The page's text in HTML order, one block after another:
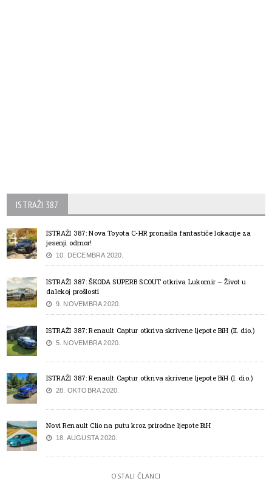
ISTRAŽI 387
ISTRAŽI 387: Nova Toyota C-HR pronašla fantastiče lokacije za
jesenji odmor!
10. DECEMBRA 2020.
ISTRAŽI 387: ŠKODA SUPERB SCOUT otkriva Lukomir – Život u
dalekoj prošlosti
9. NOVEMBRA 2020.
ISTRAŽI 387: Renault Captur otkriva skrivene ljepote BiH (II. dio.)
5. NOVEMBRA 2020.
ISTRAŽI 387: Renault Captur otkriva skrivene ljepote BiH (I. dio.)
28. OKTOBRA 2020.
Novi Renault Clio na putu kroz prirodne ljepote BiH
18. AUGUSTA 2020.
OSTALI ČLANCI